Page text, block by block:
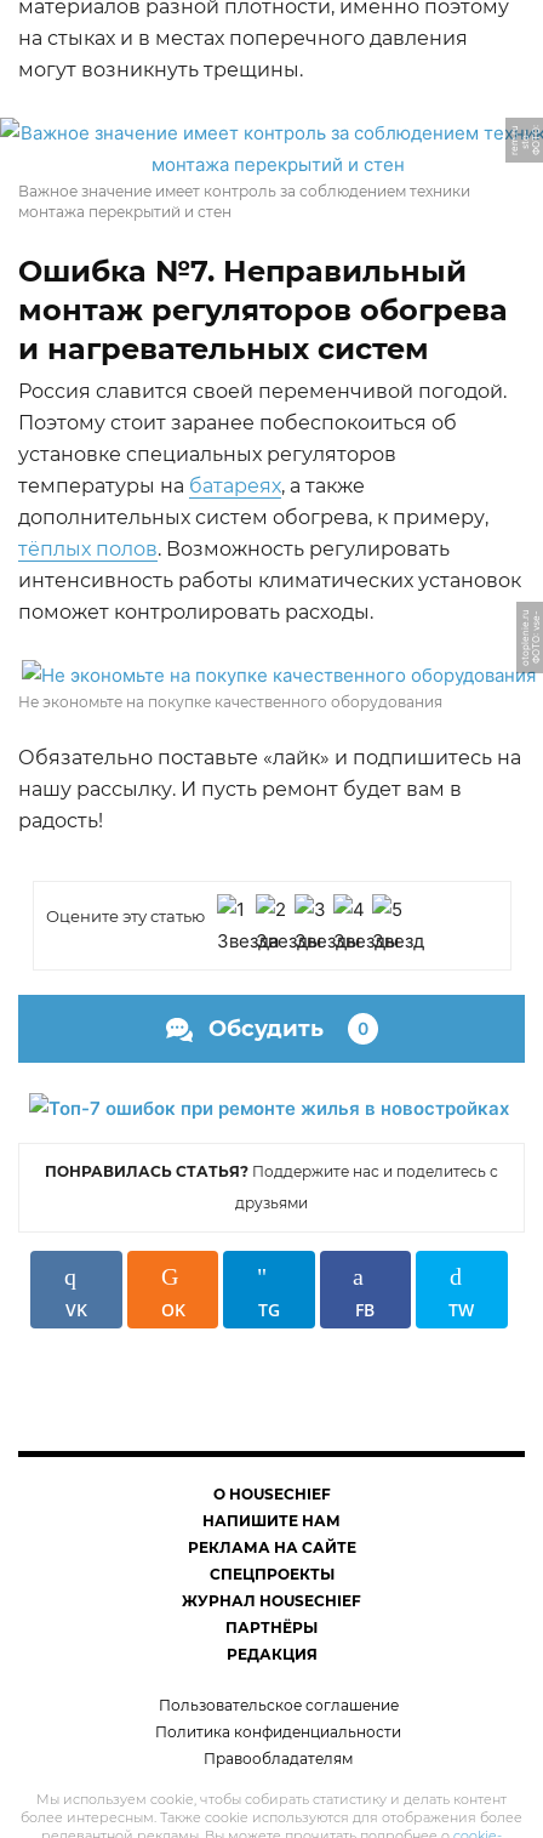
материалов разной плотности, именно поэтому
на стыках и в местах поперечного давления
могут возникнуть трещины.
Ф
О
Т
О:
s
t
o
-r
e
m.
r
u
Важное значение имеет контроль за соблюдением техники
монтажа перекрытий и стен
Ошибка №7. Неправильный
монтаж регуляторов обогрева
и нагревательных систем
Россия славится своей переменчивой погодой.
Поэтому стоит заранее побеспокоиться об
установке специальных регуляторов
температуры на батареях, а также
дополнительных систем обогрева, к примеру,
тёплых полов. Возможность регулировать
интенсивность работы климатических установок
поможет контролировать расходы.
Ф
О
Т
О:
v
s
e
-
o
t
o
pl
e
ni
e.
r
u
Не экономьте на покупке качественного оборудования
Обязательно поставьте «лайк» и подпишитесь на
нашу рассылку. И пусть ремонт будет вам в
радость!
Оцените эту статью
Обсудить 0
ПОНРАВИЛАСЬ СТАТЬЯ? Поддержите нас и поделитесь с
друзьями
VK OK TG FB TW
О HOUSECHIEF
НАПИШИТЕ НАМ
РЕКЛАМА НА САЙТЕ
СПЕЦПРОЕКТЫ
ЖУРНАЛ HOUSECHIEF
ПАРТНЁРЫ
РЕДАКЦИЯ
Пользовательское соглашение
Политика конфиденциальности
Правообладателям
Мы используем cookie, чтобы собирать статистику и делать контент
более интересным. Также cookie используются для отображения более